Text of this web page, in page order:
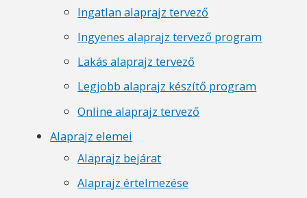
Ingatlan alaprajz tervező
Ingyenes alaprajz tervező program
Lakás alaprajz tervező
Legjobb alaprajz készítő program
Online alaprajz tervező
Alaprajz elemei
Alaprajz bejárat
Alaprajz értelmezése